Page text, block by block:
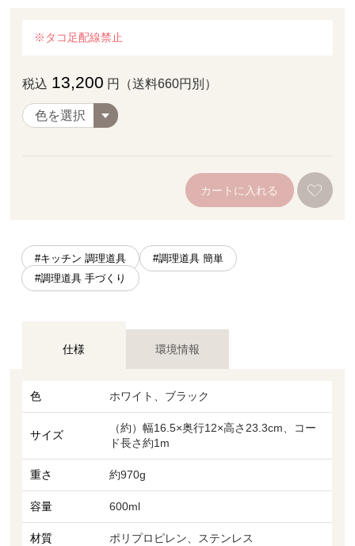
※タコ足配線禁止
税込 13,200 円（送料660円別）
カートに入れる
#キッチン 調理道具
#調理道具 簡単
#調理道具 手づくり
仕様 環境情報
色 ホワイト、ブラック
サイズ
（約）幅16.5×奥行12×高さ23.3cm、コー
ド長さ約1m
重さ 約970g
容量 600ml
材質 ポリプロピレン、ステンレス